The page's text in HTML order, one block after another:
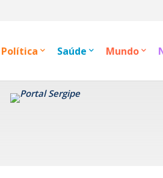
Política Saúde Mundo